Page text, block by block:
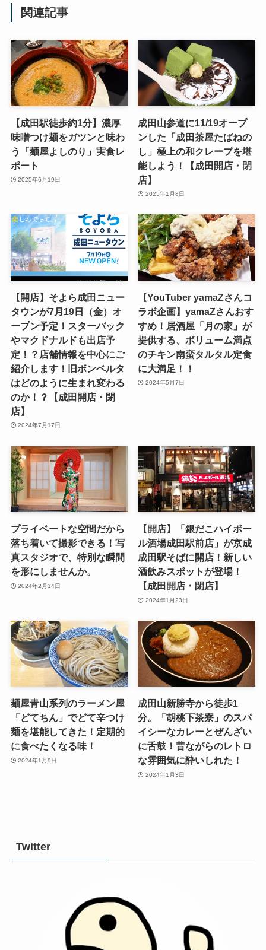
関連記事
【成田駅徒歩約1分】濃厚
味噌つけ麺をガツンと味わ
う「麺屋よしのり」実食レ
ポート
2025年6月19日
成田山参道に11/19オープ
ンした「成田茶屋たばねの
し」極上の和クレープを堪
能しよう！【成田開店・閉
店】
2025年1月8日
【開店】そよら成田ニュー
タウンが7月19日（金）オ
ープン予定！スターバック
やマクドナルドも出店予
定！？店舗情報を中心にご
紹介します！旧ボンベルタ
はどのように生まれ変わる
のか！？【成田開店・閉
店】
2024年7月17日
【YouTuber yamaZさんコ
ラボ企画】yamaZさんおす
すめ！居酒屋「月の家」が
提供する、ボリューム満点
のチキン南蛮タルタル定食
に大満足！！
2024年5月7日
プライベートな空間だから
落ち着いて撮影できる！写
真スタジオで、特別な瞬間
を形にしませんか。
2024年2月14日
【開店】「銀だこハイボー
ル酒場成田駅前店」が京成
成田駅そばに開店！新しい
酒飲みスポットが登場！
【成田開店・閉店】
2024年1月23日
麺屋青山系列のラーメン屋
「どてちん」でどて辛つけ
麺を堪能してきた！定期的
に食べたくなる味！
2024年1月9日
成田山新勝寺から徒歩1
分。「胡桃下茶寮」のスパ
イシーなカレーとぜんざい
に舌鼓！昔ながらのレトロ
な雰囲気に酔いしれた！
2024年1月3日
Twitter